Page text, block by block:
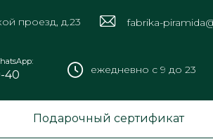
проезд, д.23 fabrika-
40 ежедневно с 9 до 23
Подарочный сертификат